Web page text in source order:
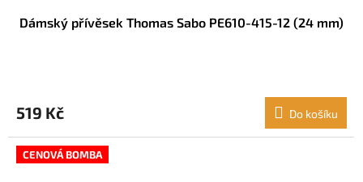
Dámský přívěsek Thomas Sabo PE610-415-12 (24 mm)
519 Kč Do košíku
CENOVÁ BOMBA